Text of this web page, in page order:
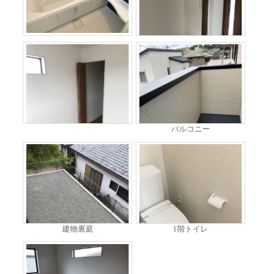
バルコニー
建物裏庭 1階トイレ